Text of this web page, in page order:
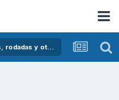
Concentraciones Nacionales, Quedadas, rodadas y otras crónicas del asfalto